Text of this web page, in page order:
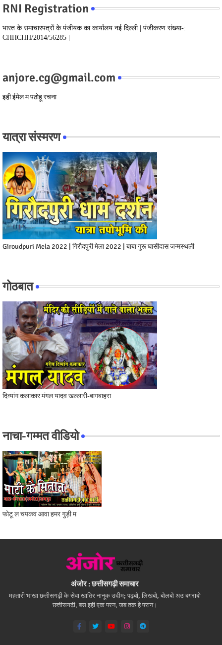
RNI Registration
भारत के समाचारपत्रों के पंजीयक का कार्यालय नई दिल्ली | पंजीकरण संख्या-:
CHHCHH/2014/56285 |
anjore.cg@gmail.com
इही ईमेल म पठोहू रचना
यात्रा संस्मरण
Giroudpuri Mela 2022 | गिरौदपुरी मेला 2022 | बाबा गुरू घासीदास जन्मस्थली
गोठबात
दिव्यांग कलाकार मंगल यादव खल्लारी-बागबाहरा
नाचा-गम्मत वीडियो
फोटू ल चपकव आवा हमर गुड़ी म
अंजोर : छत्तीसगढ़ी समाचार
महतारी भाखा छत्तीसगढ़ी के सेवा खातिर नानूक उदीम; पढ़बो, लिखबो, बोलबो अउ बगराबो
छत्तीसगढ़ी, बस इही एक परन, जब तक हे परान।